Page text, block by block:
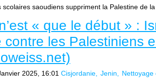
scolaires saoudiens suppriment la Palestine de la
« que le début » :
contre les Palestiniens
2025, 16:01 Cisjordanie Jenin Nettoyage